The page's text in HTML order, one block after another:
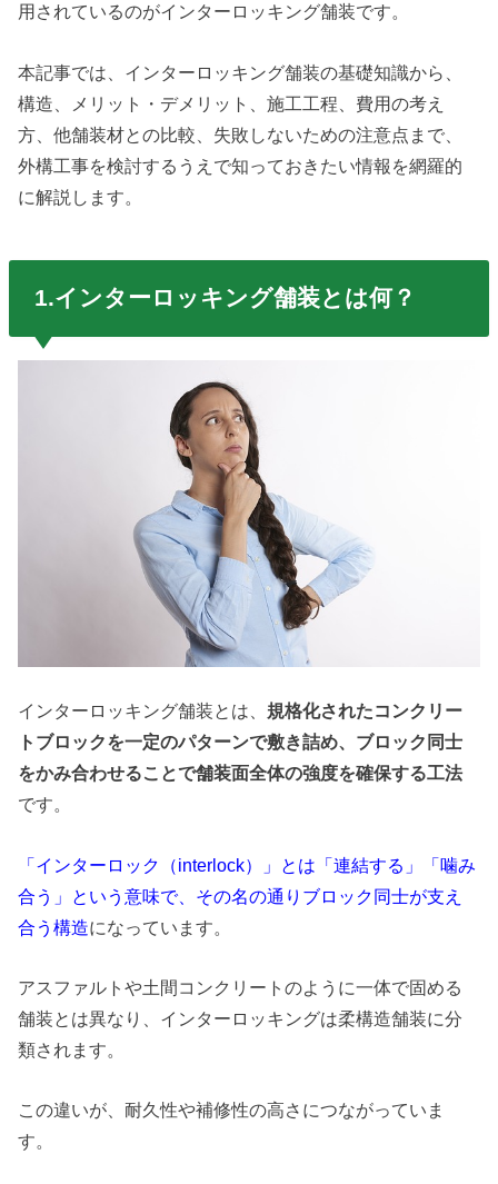
用されているのがインターロッキング舗装です。
本記事では、インターロッキング舗装の基礎知識から、
構造、メリット・デメリット、施工工程、費用の考え
方、他舗装材との比較、失敗しないための注意点まで、
外構工事を検討するうえで知っておきたい情報を網羅的
に解説します。
1.インターロッキング舗装とは何？
インターロッキング舗装とは、 規格化されたコンクリー
トブロックを一定のパターンで敷き詰め、ブロック同士
をかみ合わせることで舗装面全体の強度を確保する工法
です。
「インターロック（interlock）」とは「連結する」「噛み
合う」という意味で、その名の通りブロック同士が支え
合う構造になっています。
アスファルトや土間コンクリートのように一体で固める
舗装とは異なり、インターロッキングは柔構造舗装に分
類されます。
この違いが、耐久性や補修性の高さにつながっていま
す。